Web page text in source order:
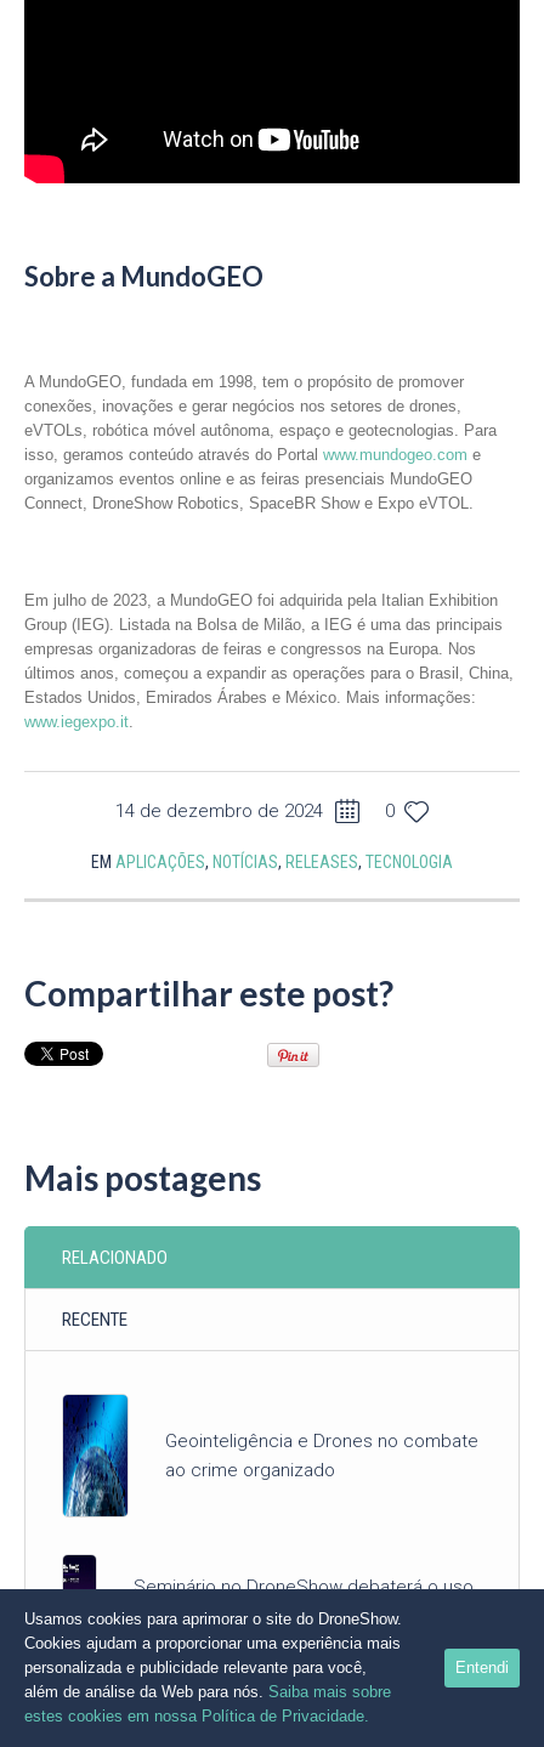
Sobre a MundoGEO
A MundoGEO, fundada em 1998, tem o propósito de promover
conexões, inovações e gerar negócios nos setores de drones,
eVTOLs, robótica móvel autônoma, espaço e geotecnologias. Para
isso, geramos conteúdo através do Portal www.mundogeo.com e
organizamos eventos online e as feiras presenciais MundoGEO
Connect, DroneShow Robotics, SpaceBR Show e Expo eVTOL.
Em julho de 2023, a MundoGEO foi adquirida pela Italian Exhibition
Group (IEG). Listada na Bolsa de Milão, a IEG é uma das principais
empresas organizadoras de feiras e congressos na Europa. Nos
últimos anos, começou a expandir as operações para o Brasil, China,
Estados Unidos, Emirados Árabes e México. Mais informações:
www.iegexpo.it.
14 de dezembro de 2024 0
EM APLICAÇÕES, NOTÍCIAS, RELEASES, TECNOLOGIA
Compartilhar este post?
Mais postagens
RELACIONADO
RECENTE
Geointeligência e Drones no combate
ao crime organizado
Seminário no DroneShow debaterá o uso
de Drones e Geotecnologias no setor
Agroflorestal
Usamos cookies para aprimorar o site do DroneShow.
Cookies ajudam a proporcionar uma experiência mais
personalizada e publicidade relevante para você,
além de análise da Web para nós. Saiba mais sobre
estes cookies em nossa Política de Privacidade.
Entendi